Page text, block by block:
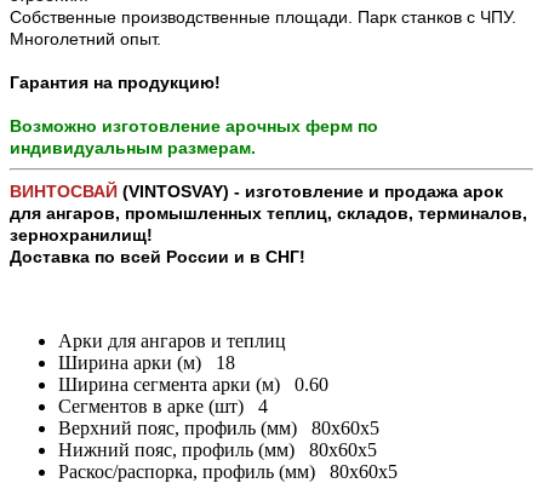
Собственные производственные площади. Парк станков с ЧПУ.
Многолетний опыт.
Гарантия на продукцию!
Возможно изготовление арочных ферм по
индивидуальным размерам.
ВИНТОСВАЙ (VINTOSVAY) - изготовление и продажа арок
для ангаров, промышленных теплиц, складов, терминалов,
зернохранилищ!
Доставка по всей России и в СНГ!
Арки для ангаров и теплиц
Ширина арки (м)
18
Ширина сегмента арки (м)
0.60
Сегментов в арке (шт)
4
Верхний пояс, профиль (мм)
80х60х5
Нижний пояс, профиль (мм)
80х60х5
Раскос/распорка, профиль (мм)
80х60х5